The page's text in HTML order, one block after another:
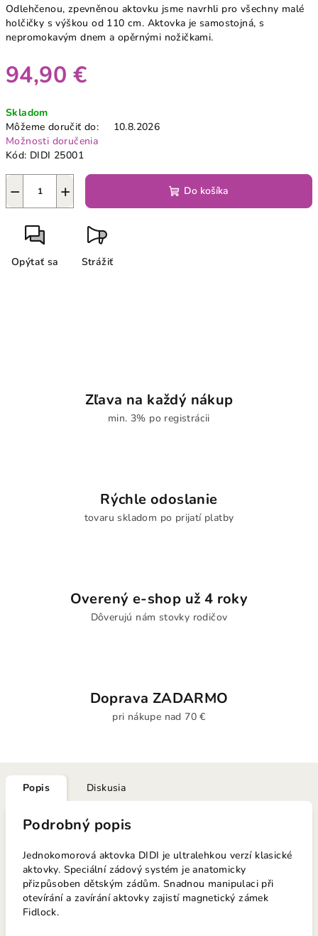
Odlehčenou, zpevněnou aktovku jsme navrhli pro všechny malé
holčičky s výškou od 110 cm. Aktovka je samostojná, s
nepromokavým dnem a opěrnými nožičkami.
94,90 €
cena:
Skladom
Môžeme doručiť do:
10.8.2026
Možnosti doručenia
Kód: DIDI 25001
+
− Do košíka
Opýtať sa Strážiť
Zľava na každý nákup
min. 3% po registrácii
Rýchle odoslanie
tovaru skladom po prijatí platby
Overený e-shop už 4 roky
Dôverujú nám stovky rodičov
Doprava ZADARMO
pri nákupe nad 70 €
Popis Diskusia
Podrobný popis
Jednokomorová aktovka DIDI je ultralehkou verzí klasické
aktovky. Speciální zádový systém je anatomicky
přizpůsoben dětským zádům. Snadnou manipulaci při
otevírání a zavírání aktovky zajistí magnetický zámek
Fidlock.